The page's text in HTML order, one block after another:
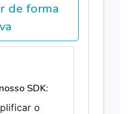
de forma
SDK:
o